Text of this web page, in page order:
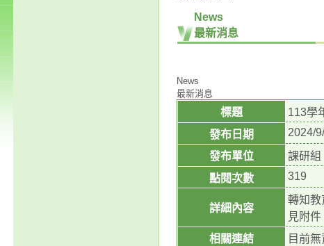
News
最新消息
News
最新消息
標題
113學
發布日期
2024/
發布單位
課研組
點閱次數
319
詳細內容
轉知教
見附件
相關連結
目前